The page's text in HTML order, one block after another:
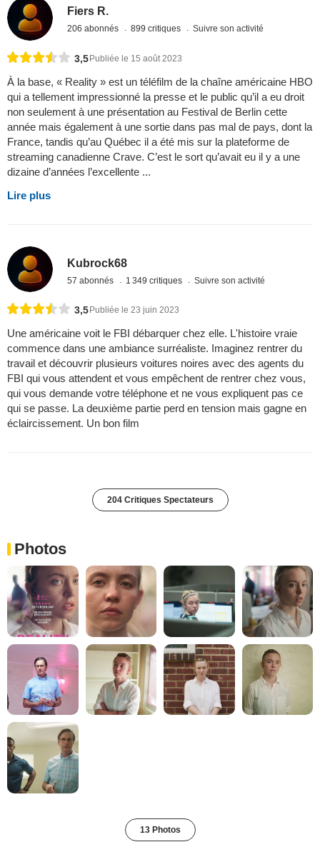
Fiers R.
206 abonnés 899 critiques Suivre son activité
3,5 Publiée le 15 août 2023
À la base, « Reality » est un téléfilm de la chaîne américaine HBO
qui a tellement impressionné la presse et le public qu’il a eu droit
non seulement à une présentation au Festival de Berlin cette
année mais également à une sortie dans pas mal de pays, dont la
France, tandis qu’au Québec il a été mis sur la plateforme de
streaming canadienne Crave. C’est le sort qu’avait eu il y a une
dizaine d’années l’excellente ...
Lire plus
Kubrock68
57 abonnés 1 349 critiques Suivre son activité
3,5 Publiée le 23 juin 2023
Une américaine voit le FBI débarquer chez elle. L'histoire vraie
commence dans une ambiance surréaliste. Imaginez rentrer du
travail et découvrir plusieurs voitures noires avec des agents du
FBI qui vous attendent et vous empêchent de rentrer chez vous,
qui vous demande votre téléphone et ne vous expliquent pas ce
qui se passe. La deuxième partie perd en tension mais gagne en
éclaircissement. Un bon film
204 Critiques Spectateurs
Photos
13 Photos